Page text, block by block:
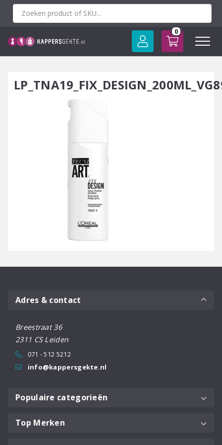
Spring
0
Adres & contact
Breestraat 36
2311 CS Leiden
071 - 512 5212
info@kappersgekte.nl
Populaire categorieën
Top Merken